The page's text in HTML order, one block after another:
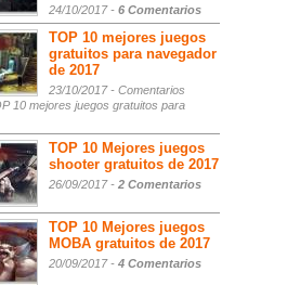
24/10/2017 - 6 Comentarios
TOP 10 mejores juegos
gratuitos para navegador
de 2017
23/10/2017 - Comentarios
10 mejores juegos gratuitos para
TOP 10 Mejores juegos
shooter gratuitos de 2017
26/09/2017 - 2 Comentarios
TOP 10 Mejores juegos
MOBA gratuitos de 2017
20/09/2017 - 4 Comentarios